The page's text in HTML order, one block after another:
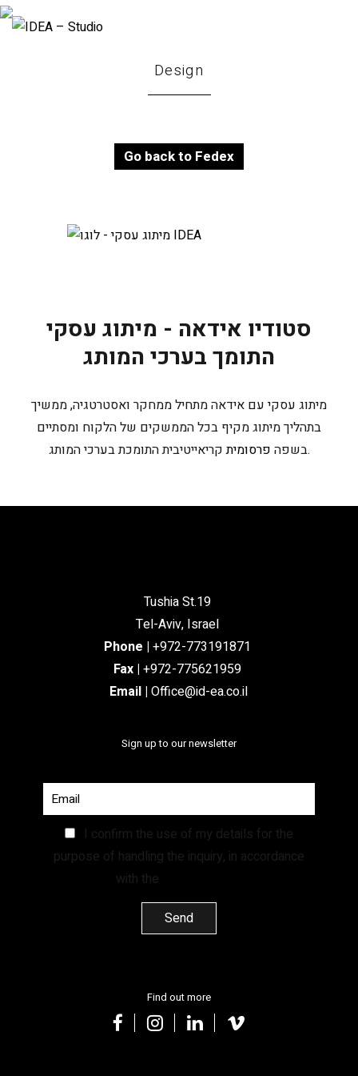
Design
Go back to Fedex
סטודיו אידאה - מיתוג עסקי
התומך בערכי המותג
מיתוג עסקי עם אידאה מתחיל ממחקר ואסטרטגיה, ממשיך
בתהליך מיתוג מקיף בכל הממשקים של הלקוח ומסתיים
בשפה פרסומית קריאייטיבית התומכת בערכי המותג.
Tushia St.19
Tel-Aviv, Israel
Phone | +972-773191871
Fax | +972-775621959
Email | Office@id-ea.co.il
Sign up to our newsletter
I confirm the use of my details for the
purpose of handling the inquiry, in accordance
with the
Find out more
facebookinstagramlinkedin